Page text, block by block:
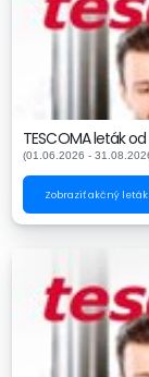
TESCOMA leták
(01.06.2026 -
Zobraziť akčný